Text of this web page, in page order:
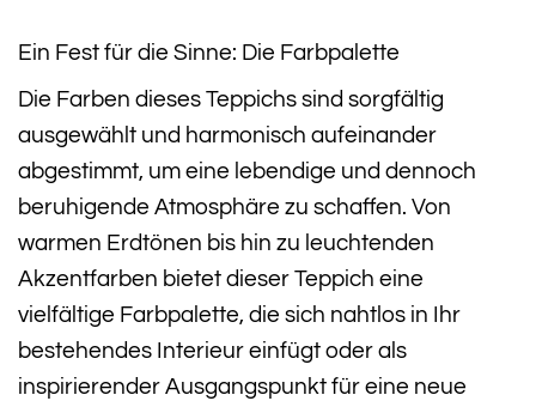
Ein Fest für die Sinne: Die Farbpalette
Die Farben dieses Teppichs sind sorgfältig
ausgewählt und harmonisch aufeinander
abgestimmt, um eine lebendige und dennoch
beruhigende Atmosphäre zu schaffen. Von
warmen Erdtönen bis hin zu leuchtenden
Akzentfarben bietet dieser Teppich eine
vielfältige Farbpalette, die sich nahtlos in Ihr
bestehendes Interieur einfügt oder als
inspirierender Ausgangspunkt für eine neue